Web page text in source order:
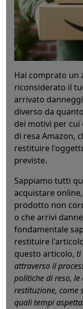
Hai comprato un
riconsiderato il
arrivato
diverso da
dei motivi per
di resa Amazon,
restituire
previste.
Sappiamo tutti
acquistare
prodotto non
o che arrivi
fondamentale
restituire
questo articolo, ti
attraverso il
politiche di reso,
restituzione, come
quali tempi